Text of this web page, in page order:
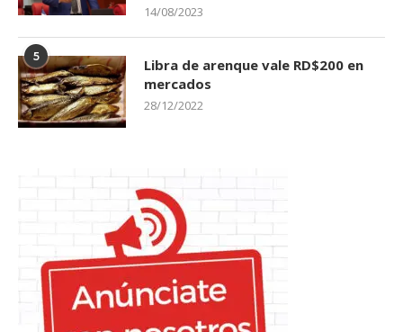
14/08/2023
5
Libra de arenque vale RD$200 en
mercados
28/12/2022